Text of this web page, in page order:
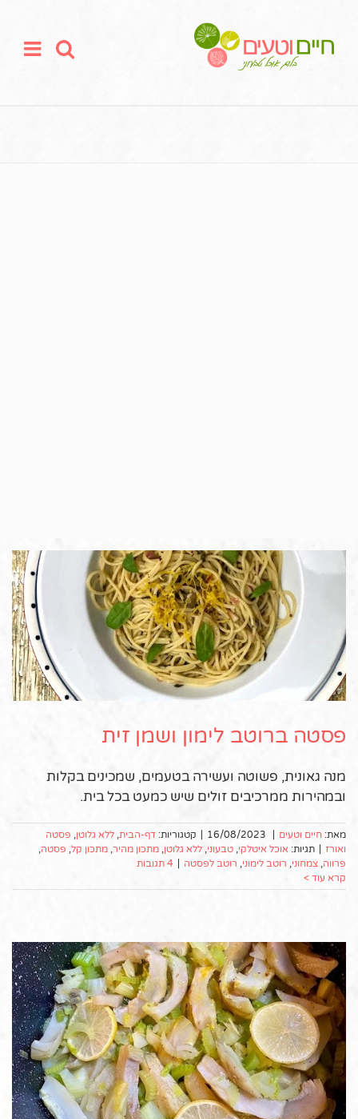
פסטה ברוטב לימון ושמן זית
מנה גאונית, פשוטה ועשירה בטעמים, שמכינים בקלות
ובמהירות ממרכיבים זולים שיש כמעט בכל בית.
מאת: חיים וטעים 16/08/2023 קטגוריות: דף-הבית, ללא גלוטן, פסטה
ואורז
תגיות: אוכל איטלקי, טבעוני, ללא גלוטן, מתכון מהיר, מתכון קל, פסטה,
פרווה, צמחוני, רוטב לימוני, רוטב לפסטה
4 תגובות
קרא עוד >